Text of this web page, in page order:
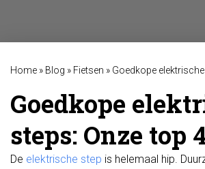
Home » Blog » Fietsen » Goedkope
Goedkope
steps: Onze top
De elektrische step is helemaal hip.